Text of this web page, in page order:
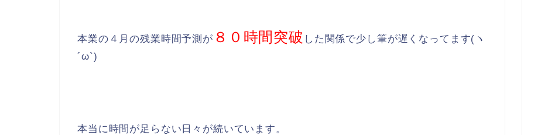
本業の４月の残業時間予測が ８０時間突破 した関係で少し筆が遅くなってます(ヽ
´ω`)
本当に時間が足らない日々が続いています。